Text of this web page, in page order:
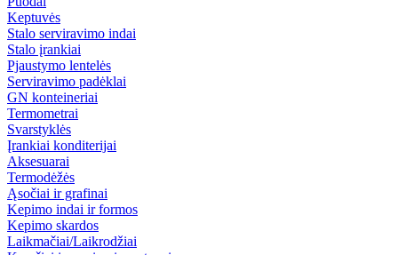
Keptuvės
Stalo serviravimo indai
Stalo įrankiai
Pjaustymo lentelės
Serviravimo padėklai
GN konteineriai
Termometrai
Svarstyklės
Įrankiai konditerijai
Aksesuarai
Termodėžės
Ąsočiai ir grafinai
Kepimo indai ir formos
Kepimo skardos
Laikmačiai/Laikrodžiai